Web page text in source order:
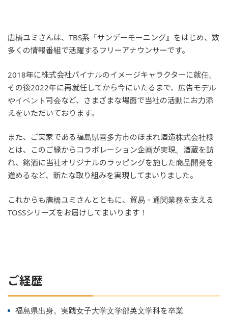
唐橋ユミさんは、TBS系『サンデーモーニング』をはじめ、数
多くの情報番組で活躍するフリーアナウンサーです。
2018年に株式会社バイナルのイメージキャラクターに就任。
その後2022年に再就任してから今にいたるまで、広告モデル
やイベント司会など、さまざまな場面で当社の活動にお力添
えをいただいております。
また、ご実家である福島県喜多方市のほまれ酒造株式会社様
とは、このご縁からコラボレーション企画が実現。酒蔵を訪
れ、銘酒に当社オリジナルのラッピングを施した商品開発を
進めるなど、新たな取り組みを実現してまいりました。
これからも唐橋ユミさんとともに、貿易・通関業務を支える
TOSSシリーズをお届けしてまいります！
ご経歴
福島県出身。実践女子大学文学部英文学科を卒業